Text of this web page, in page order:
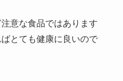
意な食品ではあります
とても健康に良いので